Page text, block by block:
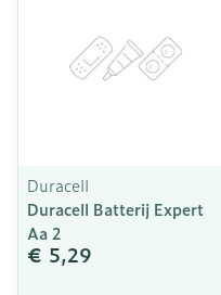
Duracell
Duracell Batterij Expert
Aa 2
€ 5,29